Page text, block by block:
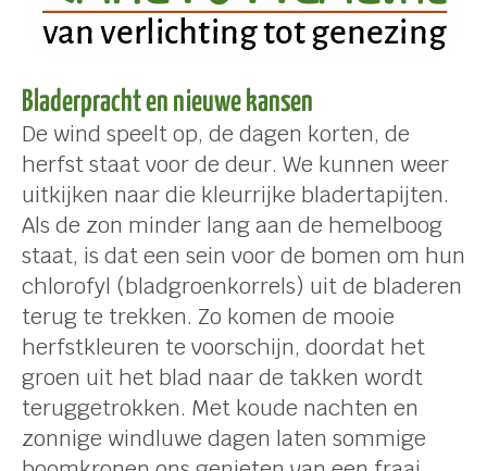
Bladerpracht en nieuwe kansen
De wind speelt op, de dagen korten, de
herfst staat voor de deur. We kunnen weer
uitkijken naar die kleurrijke bladertapijten.
Als de zon minder lang aan de hemelboog
staat, is dat een sein voor de bomen om hun
chlorofyl (bladgroenkorrels) uit de bladeren
terug te trekken. Zo komen de mooie
herfstkleuren te voorschijn, doordat het
groen uit het blad naar de takken wordt
teruggetrokken. Met koude nachten en
zonnige windluwe dagen laten sommige